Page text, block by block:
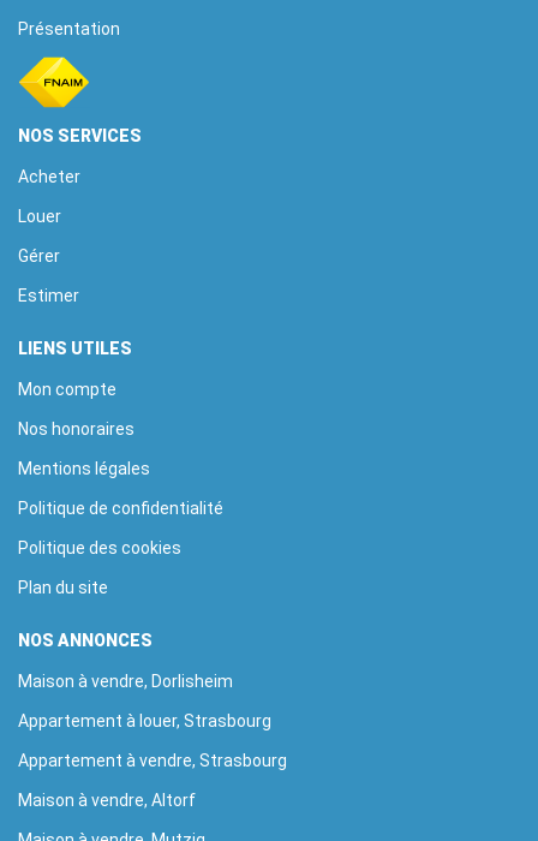
Présentation
NOS SERVICES
Acheter
Louer
Gérer
Estimer
LIENS UTILES
Mon compte
Nos honoraires
Mentions légales
Politique de confidentialité
Politique des cookies
Plan du site
NOS ANNONCES
Maison à vendre, Dorlisheim
Appartement à louer, Strasbourg
Appartement à vendre, Strasbourg
Maison à vendre, Altorf